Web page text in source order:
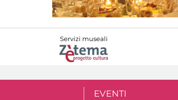
Servizi museali
EVENTI